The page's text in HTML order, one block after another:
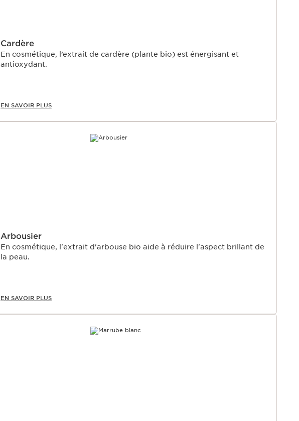
Cardère
En cosmétique, l’extrait de cardère (plante bio) est énergisant et
antioxydant.
EN SAVOIR PLUS
Arbousier
En cosmétique, l'extrait d'arbouse bio aide à réduire l'aspect brillant de
la peau.
EN SAVOIR PLUS